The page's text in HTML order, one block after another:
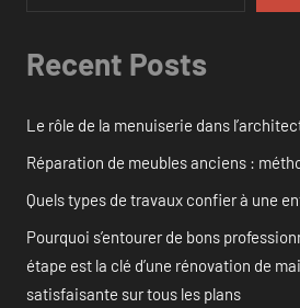
Recent Posts
Le rôle de la menuiserie dans
Réparation de meubles anciens :
Quels types de travaux confier à une
Pourquoi s’entourer de bons
étape est la clé d’une rénovation de
satisfaisante sur tous les plans